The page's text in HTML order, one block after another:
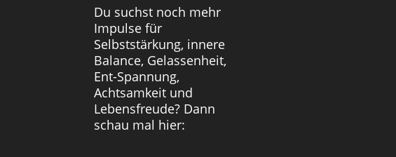
Du suchst noch mehr
Impulse für
Selbststärkung, innere
Balance, Gelassenheit,
Ent-Spannung,
Achtsamkeit und
Lebensfreude? Dann
schau mal hier: